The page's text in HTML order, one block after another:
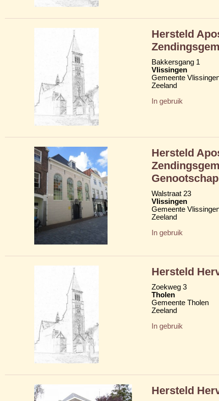
Hersteld
Bakkersgang 1
Vlissingen
Gemeente
Zeeland
In gebruik
Hersteld
Walstraat 23
Vlissingen
Gemeente
Zeeland
In gebruik
Hersteld
Zoekweg 3
Tholen
Gemeente Tholen
Zeeland
In gebruik
Hersteld